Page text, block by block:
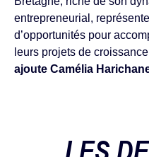
entrepreneurial,
d’opportunités pour
leurs projets de
ajoute Camélia